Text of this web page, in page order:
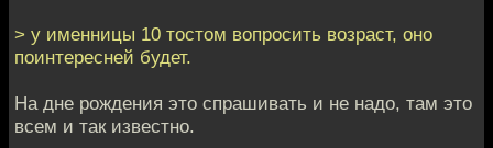
> у именницы 10 тостом вопросить возраст, оно
поинтересней будет.
На дне рождения это спрашивать и не надо, там это
всем и так известно.